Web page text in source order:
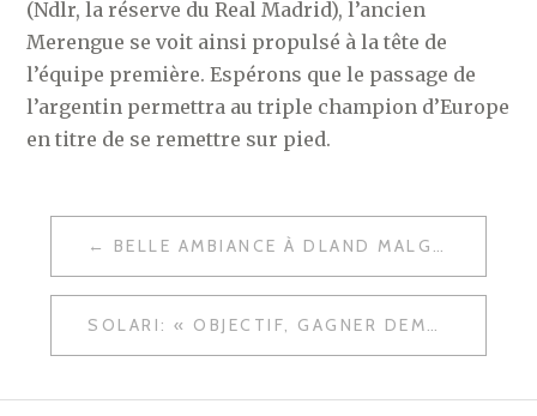
(Ndlr, la réserve du Real Madrid), l’ancien
Merengue se voit ainsi propulsé à la tête de
l’équipe première. Espérons que le passage de
l’argentin permettra au triple champion d’Europe
en titre de se remettre sur pied.
NAVIGATION
DE
L’ARTICLE
BELLE AMBIANCE À DLAND MALGRÉ LE FIASCO DU CLÁSICO